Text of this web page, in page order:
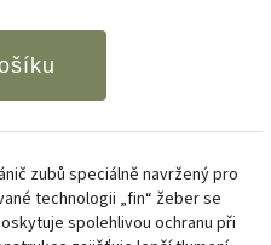
zubů speciálně navržený pro
technologii „fin“ žeber se
spolehlivou ochranu při